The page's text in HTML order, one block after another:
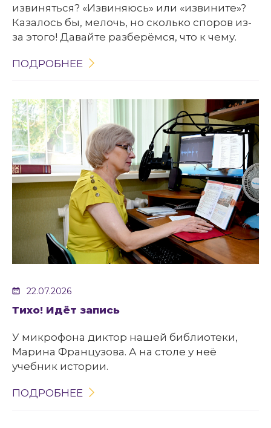
извиняться? «Извиняюсь» или «извините»?
Казалось бы, мелочь, но сколько споров из-
за этого! Давайте разберёмся, что к чему.
ПОДРОБНЕЕ
22.07.2026
Тихо! Идёт запись
У микрофона диктор нашей библиотеки,
Марина Французова. А на столе у неё
учебник истории.
ПОДРОБНЕЕ